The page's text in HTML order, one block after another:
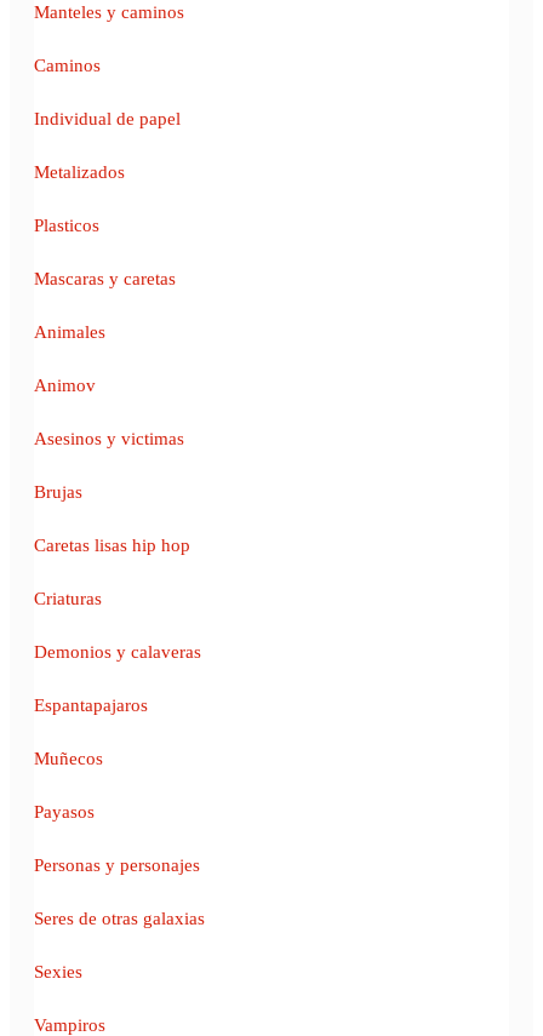
Manteles y caminos
Caminos
Individual de papel
Metalizados
Plasticos
Mascaras y caretas
Animales
Animov
Asesinos y victimas
Brujas
Caretas lisas hip hop
Criaturas
Demonios y calaveras
Espantapajaros
Muñecos
Payasos
Personas y personajes
Seres de otras galaxias
Sexies
Vampiros